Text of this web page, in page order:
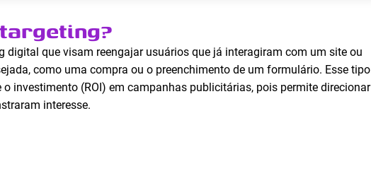
digital que visam reengajar usuários que já interagiram com um site ou
como uma compra ou o preenchimento de um formulário. Esse tipo
investimento (ROI) em campanhas publicitárias, pois permite direcionar
interesse.